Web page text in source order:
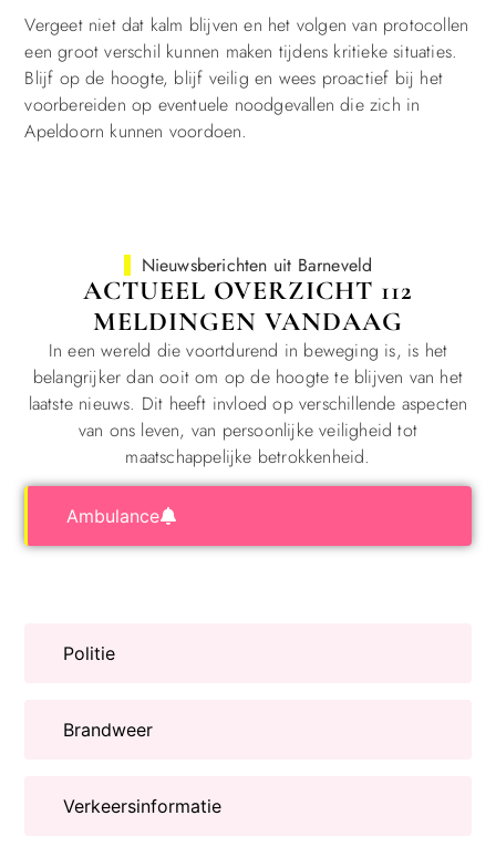
Vergeet niet dat kalm blijven en het volgen van protocollen
een groot verschil kunnen maken tijdens kritieke situaties.
Blijf op de hoogte, blijf veilig en wees proactief bij het
voorbereiden op eventuele noodgevallen die zich in
Apeldoorn kunnen voordoen.
Nieuwsberichten uit Barneveld
ACTUEEL OVERZICHT 112
MELDINGEN VANDAAG
In een wereld die voortdurend in beweging is, is het
belangrijker dan ooit om op de hoogte te blijven van het
laatste nieuws. Dit heeft invloed op verschillende aspecten
van ons leven, van persoonlijke veiligheid tot
maatschappelijke betrokkenheid.
Ambulance
Politie
Brandweer
Verkeersinformatie